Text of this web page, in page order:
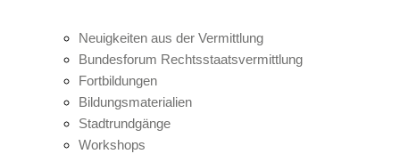
Neuigkeiten aus der Vermittlung
Bundesforum Rechtsstaatsvermittlung
Fortbildungen
Bildungsmaterialien
Stadtrundgänge
Workshops